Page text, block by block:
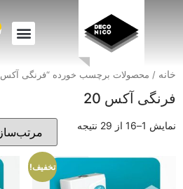
خانه / محصولات برچسب خورده “فرنگی آکس 20”
فرنگی آکس 20
نمایش 1–16 از 29 نتیجه
تخفیف!